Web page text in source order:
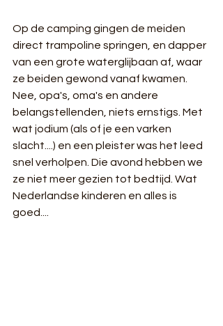
Op de camping gingen de meiden
direct trampoline springen, en dapper
van een grote waterglijbaan af, waar
ze beiden gewond vanaf kwamen.
Nee, opa's, oma's en andere
belangstellenden, niets ernstigs. Met
wat jodium (als of je een varken
slacht....) en een pleister was het leed
snel verholpen. Die avond hebben we
ze niet meer gezien tot bedtijd. Wat
Nederlandse kinderen en alles is
goed....